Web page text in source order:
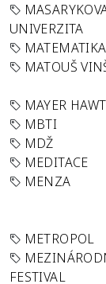
UNIVERZITA
MATEMATIKA
MATOUŠ
MAYER
MBTI
MDŽ
MEDITACE
MENZA
METROPOL
FESTIVAL